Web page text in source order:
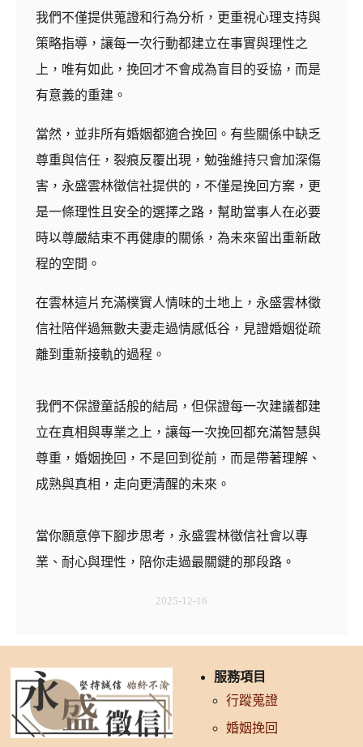
我們不僅提供蒐證和行為分析，更重視心理支持與
策略指導，讓每一次行動都建立在事實與理性之
上，唯有如此，挽回才不會成為盲目的妥協，而是
有意義的重建。
當然，並非所有婚姻都適合挽回。有些關係中缺乏
尊重與信任，裂痕反覆出現，勉強維持只會加深傷
害，永盛雲林徵信社提供的，不僅是挽回方案，更
是一條理性且安全的選擇之路，幫助當事人在必要
時以尊嚴結束不再健康的關係，為未來留出重新啟
程的空間。
在雲林這片充滿樸實人情味的土地上，永盛雲林徵
信社陪伴過無數夫妻走過情感低谷，見證婚姻從疏
離到重新接軌的過程。
我們不保證童話般的結局，但保證每一次建議都建
立在真相與專業之上，讓每一次挽回都充滿智慧與
尊重，婚姻挽回，不是回到從前，而是帶著理解、
成熟與真相，走向更清醒的未來。
當你願意停下腳步思考，永盛雲林徵信社會以專
業、耐心與理性，陪你走過最關鍵的那段路。
2025-12-16
服務項目
行蹤蒐證
婚姻挽回